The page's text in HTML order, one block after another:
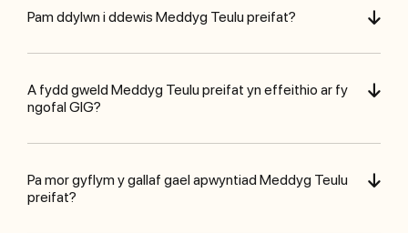
Pam ddylwn i ddewis Meddyg Teulu preifat?
A fydd gweld Meddyg Teulu preifat yn effeithio ar fy
ngofal GIG?
Pa mor gyflym y gallaf gael apwyntiad Meddyg Teulu
preifat?